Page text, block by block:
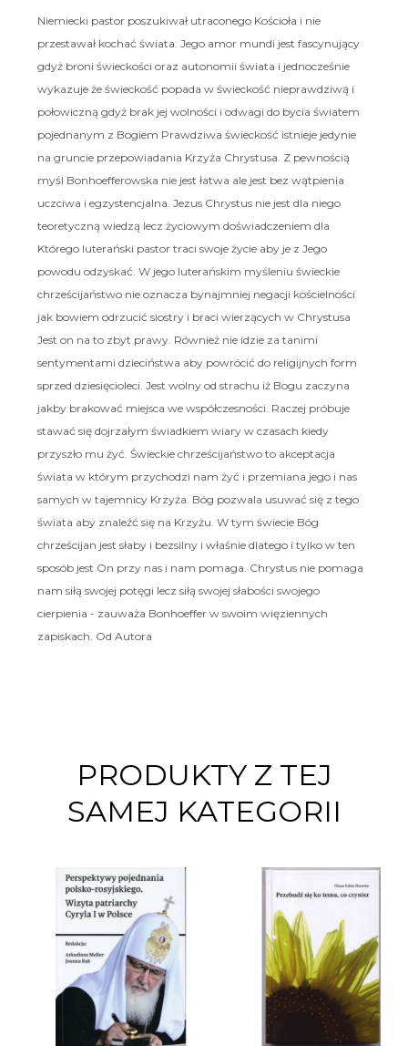
Niemiecki pastor poszukiwał utraconego Kościoła i nie
przestawał kochać świata. Jego amor mundi jest fascynujący
gdyż broni świeckości oraz autonomii świata i jednocześnie
wykazuje że świeckość popada w świeckość nieprawdziwą i
połowiczną gdyż brak jej wolności i odwagi do bycia światem
pojednanym z Bogiem Prawdziwa świeckość istnieje jedynie
na gruncie przepowiadania Krzyża Chrystusa. Z pewnością
myśl Bonhoefferowska nie jest łatwa ale jest bez wątpienia
uczciwa i egzystencjalna. Jezus Chrystus nie jest dla niego
teoretyczną wiedzą lecz życiowym doświadczeniem dla
Którego luterański pastor traci swoje życie aby je z Jego
powodu odzyskać. W jego luterańskim myśleniu świeckie
chrześcijaństwo nie oznacza bynajmniej negacji kościelności
jak bowiem odrzucić siostry i braci wierzących w Chrystusa
Jest on na to zbyt prawy. Również nie idzie za tanimi
sentymentami dzieciństwa aby powrócić do religijnych form
sprzed dziesięcioleci. Jest wolny od strachu iż Bogu zaczyna
jakby brakować miejsca we współczesności. Raczej próbuje
stawać się dojrzałym świadkiem wiary w czasach kiedy
przyszło mu żyć. Świeckie chrześcijaństwo to akceptacja
świata w którym przychodzi nam żyć i przemiana jego i nas
samych w tajemnicy Krzyża. Bóg pozwala usuwać się z tego
świata aby znaleźć się na Krzyżu. W tym świecie Bóg
chrześcijan jest słaby i bezsilny i właśnie dlatego i tylko w ten
sposób jest On przy nas i nam pomaga. Chrystus nie pomaga
nam siłą swojej potęgi lecz siłą swojej słabości swojego
cierpienia - zauważa Bonhoeffer w swoim więziennych
zapiskach. Od Autora
PRODUKTY Z TEJ
SAMEJ KATEGORII